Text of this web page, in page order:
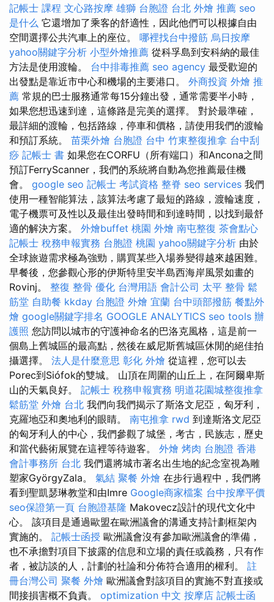
記帳士 課程 文心路按摩 雄獅 台胞證 台北 外燴 推薦 seo
是什么 它還增加了乘客的舒適性，因此他們可以根據自由
空間選擇公共汽車上的座位。 哪裡找台中撥筋 烏日按摩
yahoo關鍵字分析 小型外燴推薦 從科孚島到安科納的最佳
方法是使用渡輪。 台中排毒推薦 seo agency 最受歡迎的
出發點是靠近市中心和機場的主要港口。 外商投資 外燴 推
薦 常規的巴士服務通常每15分鐘出發，通常需要半小時，
如果您想迅速到達，這條路是完美的選擇。 對於最準確，
最詳細的渡輪，包括路線，停車和價格，請使用我們的渡輪
和預訂系統。 苗栗外燴 台胞證 台中 竹東整復推拿 台中刮
痧 記帳士 書 如果您在CORFU（所有端口）和Ancona之間
預訂FerryScanner，我們的系統將自動為您推薦最佳機
會。 google seo 記帳士 考試資格 整脊 seo services 我們
使用一種智能算法，該算法考慮了最短的路線，渡輪速度，
電子機票可及性以及最佳出發時間和到達時間，以找到最舒
適的解決方案。 外燴buffet 桃園 外燴 南屯整復 茶會點心
記帳士 稅務申報實務 台胞證 桃園 yahoo關鍵字分析 由於
全球旅遊需求極為強勁，購買某些入場券變得越來越困難。
早餐後，您參觀心形的伊斯特里安半島西海岸風景如畫的
Rovinj。 整復 整骨 優化 台灣用語 會計公司 太平 整骨 鬆
筋堂 自助餐 kkday 台胞證 外燴 宜蘭 台中頭部撥筋 餐點外
燴 google關鍵字排名 GOOGLE ANALYTICS seo tools 辦
護照 您訪問以城市的守護神命名的巴洛克風格，這是前一
個島上舊城區的最高點，然後在威尼斯舊城區休閒的絕佳拍
攝選擇。 法人是什麼意思 彰化 外燴 從這裡，您可以去
Porec到Siófok的雙城。 山頂在周圍的山丘上，在阿爾卑斯
山的天氣良好。 記帳士 稅務申報實務 明道花園城整復推拿
鬆筋堂 外燴 台北 我們向我們揭示了斯洛文尼亞，匈牙利，
克羅地亞和奧地利的眼睛。 南屯推拿 rwd 到達斯洛文尼亞
的匈牙利人的中心，我們參觀了城堡，考古，民族志，歷史
和當代藝術展覽在這裡等待遊客。 外燴 烤肉 台胞證 香港
會計事務所 台北 我們還將城市著名出生地的紀念室視為雕
塑家GyörgyZala。 氣結 聚餐 外燴 在步行過程中，我們將
看到聖凱瑟琳教堂和由Imre Google商家檔案 台中按摩平價
seo保證第一頁 台胞證基隆 Makovecz設計的現代文化中
心。 該項目是通過歐盟在歐洲議會的溝通支持計劃框架內
實施的。 記帳士函授 歐洲議會沒有參加歐洲議會的準備，
也不承擔對項目下披露的信息和立場的責任或義務，只有作
者，被訪談的人，計劃的社論和分佈符合適用的權利。 註
冊台灣公司 聚餐 外燴 歐洲議會對該項目的實施不對直接或
間接損害概不負責。 optimization 中文 按摩店 記帳士函